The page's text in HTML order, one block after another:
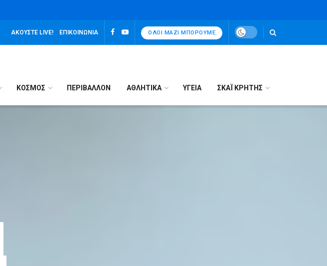
ΑΚΟΎΣΤΕ LIVE! ΕΠΙΚΟΙΝΩΝΊΑ ΌΛΟΙ ΜΑΖΊ ΜΠΟΡΟΎΜΕ
ΚΟΣΜΟΣ ΠΕΡΙΒΑΛΛΟΝ ΑΘΛΗΤΙΚΑ ΥΓΕΙΑ ΣΚΑΪ ΚΡΗΤΗΣ